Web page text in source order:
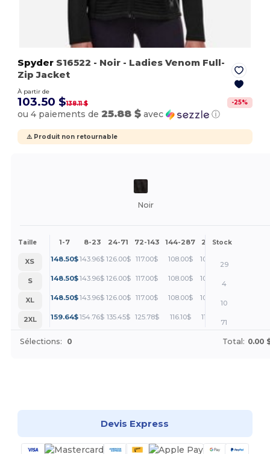
Spyder S16522 - Noir - Ladies Venom Full-
Zip Jacket
À partir de
103.50 $138.11 $ -25%
ou 4 paiements de25.88 $ avec ⓘ
⚠️ Produit non retournable
Noir
Taille 1-7 8-23 24-71 72-143 144-287 288 + Plus
Stock
XS 148.50$143.96$ 126.00$ 117.00$ 108.00$ 103.50
29
S
148.50$143.96$ 126.00$ 117.00$ 108.00$ 103.50
4
XL
148.50$143.96$ 126.00$ 117.00$ 108.00$ 103.50
10
2XL
159.64$154.76$ 135.45$ 125.78$ 116.10$ 111.26
71
Sélections: 0 Total: 0.00
Devis Express